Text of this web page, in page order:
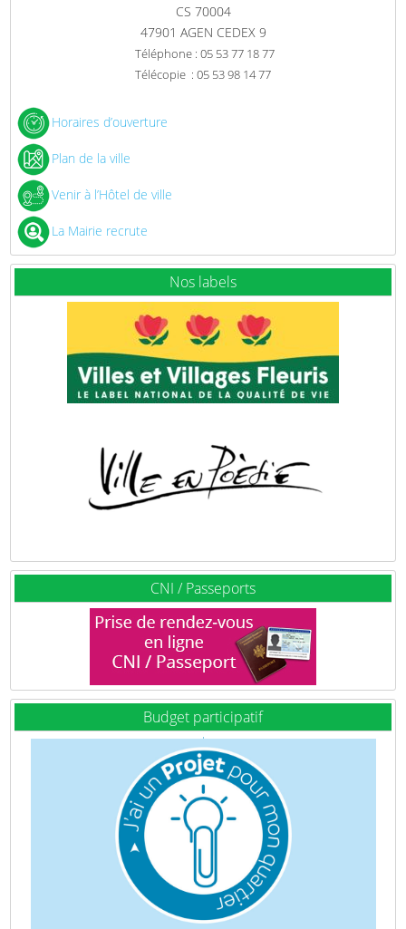
CS 70004
47901 AGEN CEDEX 9
Téléphone : 05 53 77 18 77
Télécopie : 05 53 98 14 77
Horaires d’ouverture
Plan de la ville
Venir à l’Hôtel de ville
La Mairie recrute
Nos labels
CNI / Passeports
Budget participatif